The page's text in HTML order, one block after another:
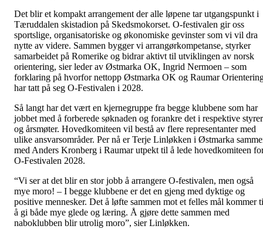
Det blir et kompakt arrangement der alle løpene tar utgangspunkt i
Tæruddalen skistadion på Skedsmokorset. O-festivalen gir oss
sportslige, organisatoriske og økonomiske gevinster som vi vil dra
nytte av videre. Sammen bygger vi arrangørkompetanse, styrker
samarbeidet på Romerike og bidrar aktivt til utviklingen av norsk
orientering, sier leder av Østmarka OK, Ingrid Nermoen – som
forklaring på hvorfor nettopp Østmarka OK og Raumar
har tatt på seg O-Festivalen i 2028.
Så langt har det vært en kjernegruppe fra begge klubbene som har
jobbet med å forberede søknaden og forankre det i respektive styrer
og årsmøter. Hovedkomiteen vil bestå av flere representanter med
ulike ansvarsområder. Per nå er Terje Linløkken i Østmarka
med Anders Kronberg i Raumar utpekt til å lede hovedkomiteen
O-Festivalen 2028.
“Vi ser at det blir en stor jobb å arrangere O-festivalen, men også
mye moro! – I begge klubbene er det en gjeng med dyktige og
positive mennesker. Det å løfte sammen mot et felles mål kommer
å gi både mye glede og læring. Å gjøre dette sammen med
naboklubben blir utrolig moro”, sier Linløkken.